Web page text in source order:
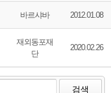
바르샤바 2012.01.08
재외동포재
단
2020.02.26
검색